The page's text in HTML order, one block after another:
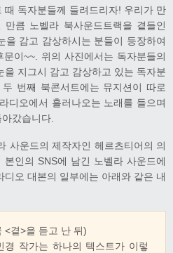
때 독자분들께 들려드리자! 우리가 만
만큼 노벨라 북사운드트랙을 곁들인
을 감고 감상하시는 분들이 등장하여
이~~. 위의 사진에서는 독자분들의
지그시 감고 감상하고 있는 독자분
번째 북콘서트에는 뮤지션이 따로
디오에서 흘러나오는 노래를 들으며
갔습니다.
사운드의 제작자인 헤르츠티어의 의
인의 SNS에 남긴 노벨라 사운드에
오 대본의 일부에는 아래와 같은 내
<곁>을 듣고 난 뒤)
경 작가는 하나의 텍스트가 이렇